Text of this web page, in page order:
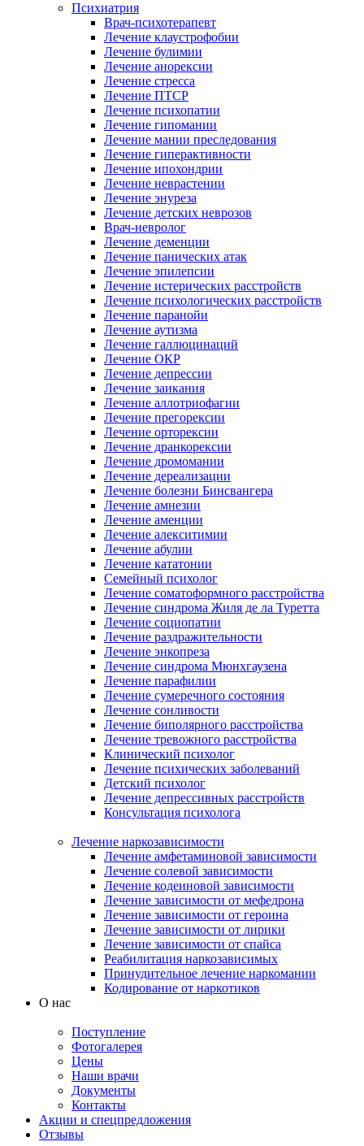
Психиатрия
Врач-психотерапевт
Лечение клаустрофобии
Лечение булимии
Лечение анорексии
Лечение стресса
Лечение ПТСР
Лечение психопатии
Лечение гипомании
Лечение мании преследования
Лечение гиперактивности
Лечение ипохондрии
Лечение неврастении
Лечение энуреза
Лечение детских неврозов
Врач-невролог
Лечение деменции
Лечение панических атак
Лечение эпилепсии
Лечение истерических расстройств
Лечение психологических расстройств
Лечение паранойи
Лечение аутизма
Лечение галлюцинаций
Лечение ОКР
Лечение депрессии
Лечение заикания
Лечение аллотриофагии
Лечение прегорексии
Лечение орторексии
Лечение дранкорексии
Лечение дромомании
Лечение дереализации
Лечение болезни Бинсвангера
Лечение амнезии
Лечение аменции
Лечение алекситимии
Лечение абулии
Лечение кататонии
Семейный психолог
Лечение соматоформного расстройства
Лечение синдрома Жиля де ла Туретта
Лечение социопатии
Лечение раздражительности
Лечение энкопреза
Лечение синдрома Мюнхгаузена
Лечение парафилии
Лечение сумеречного состояния
Лечение сонливости
Лечение биполярного расстройства
Лечение тревожного расстройства
Клинический психолог
Лечение психических заболеваний
Детский психолог
Лечение депрессивных расстройств
Консультация психолога
Лечение наркозависимости
Лечение амфетаминовой зависимости
Лечение солевой зависимости
Лечение кодеиновой зависимости
Лечение зависимости от мефедрона
Лечение зависимости от героина
Лечение зависимости от лирики
Лечение зависимости от спайса
Реабилитация наркозависимых
Принудительное лечение наркомании
Кодирование от наркотиков
О нас
Поступление
Фотогалерея
Цены
Наши врачи
Документы
Контакты
Акции и спецпредложения
Отзывы